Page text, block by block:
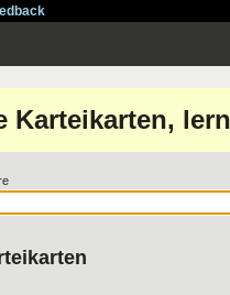
Karteikarten,